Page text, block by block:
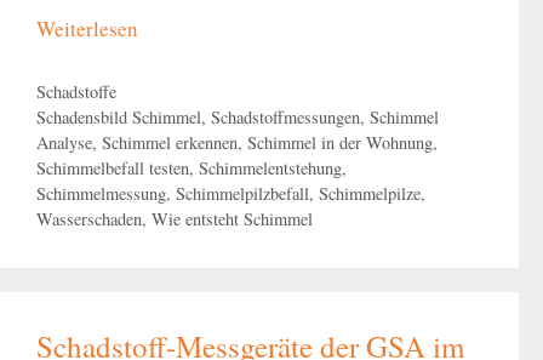
Weiterlesen
Kategorien
Schadstoffe
Schlagwörter
Schadensbild Schimmel, Schadstoffmessungen, Schimmel
Analyse, Schimmel erkennen, Schimmel in der Wohnung,
Schimmelbefall testen, Schimmelentstehung,
Schimmelmessung, Schimmelpilzbefall, Schimmelpilze,
Wasserschaden, Wie entsteht Schimmel
Schadstoff-Messgeräte der GSA im